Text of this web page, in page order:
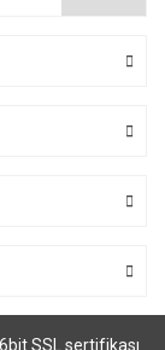
SSL sertifikası